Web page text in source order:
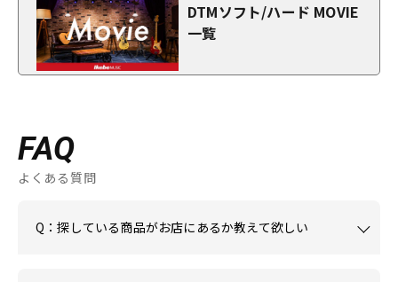
DTMソフト/ハード MOVIE
一覧
FAQ
よくある質問
Q：探している商品がお店にあるか教えて欲しい